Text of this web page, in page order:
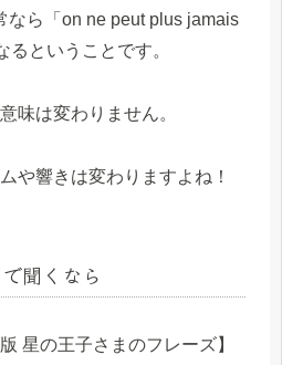
なら「on ne peut plus jamais
るということです。
味は変わりません。
や響きは変わりますよね！
聞くなら
星の王子さまのフレーズ】